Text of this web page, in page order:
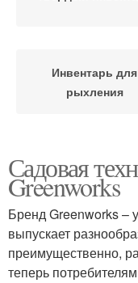
Инвентарь для
рыхления
Мягкий
Садовая
Greenworks
Бренд Greenworks –
выпускает
преимущественно,
теперь